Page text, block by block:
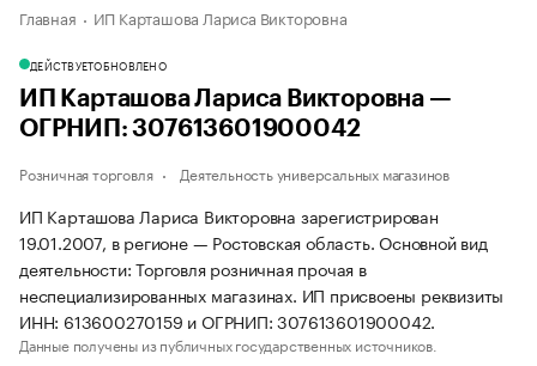
Главная ИП Карташова Лариса Викторовна
ДЕЙСТВУЕТОБНОВЛЕНО
ИП Карташова Лариса Викторовна —
ОГРНИП: 307613601900042
Розничная торговля Деятельность универсальных магазинов
ИП Карташова Лариса Викторовна зарегистрирован
19.01.2007, в регионе — Ростовская область. Основной вид
деятельности: Торговля розничная прочая в
неспециализированных магазинах. ИП присвоены реквизиты
ИНН: 613600270159 и ОГРНИП: 307613601900042.
Данные получены из публичных государственных источников.